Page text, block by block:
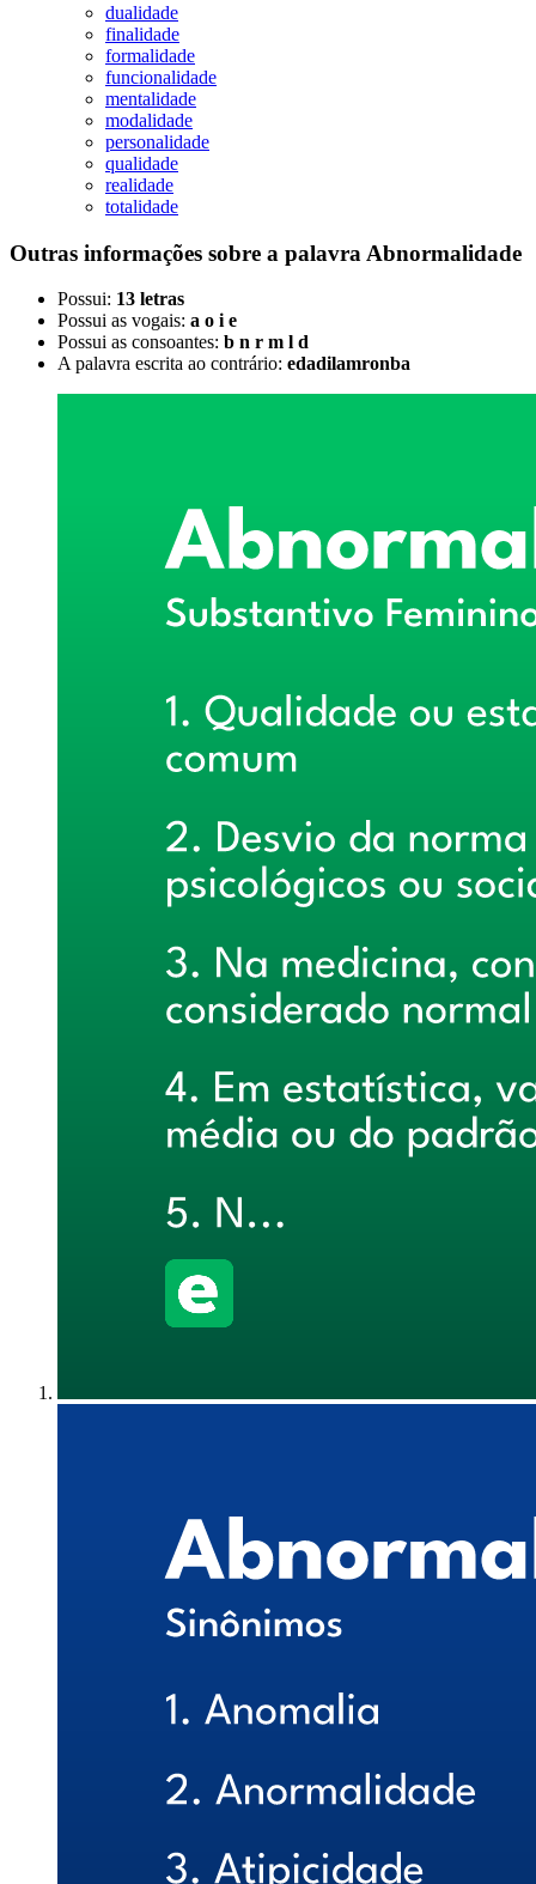
dualidade
finalidade
formalidade
funcionalidade
mentalidade
modalidade
personalidade
qualidade
realidade
totalidade
Outras informações sobre a palavra Abnormalidade
Possui: 13 letras
Possui as vogais: a o i e
Possui as consoantes: b n r m l d
A palavra escrita ao contrário: edadilamronba